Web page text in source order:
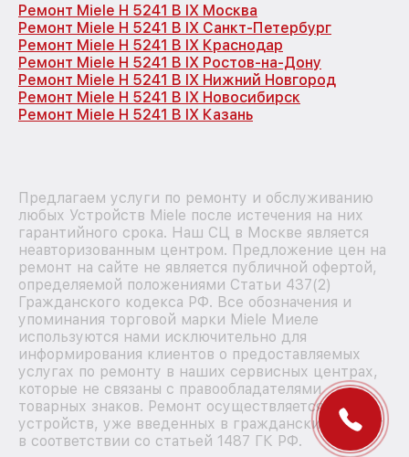
Ремонт Miele H 5241 B IX Москва
Ремонт Miele H 5241 B IX Санкт-Петербург
Ремонт Miele H 5241 B IX Краснодар
Ремонт Miele H 5241 B IX Ростов-на-Дону
Ремонт Miele H 5241 B IX Нижний Новгород
Ремонт Miele H 5241 B IX Новосибирск
Ремонт Miele H 5241 B IX Казань
Предлагаем услуги по ремонту и обслуживанию
любых Устройств Miele после истечения на них
гарантийного срока. Наш СЦ в Москве является
неавторизованным центром. Предложение цен на
ремонт на сайте не является публичной офертой,
определяемой положениями Статьи 437(2)
Гражданского кодекса РФ. Все обозначения и
упоминания торговой марки Miele Миеле
используются нами исключительно для
информирования клиентов о предоставляемых
услугах по ремонту в наших сервисных центрах,
которые не связаны с правообладателями
товарных знаков. Ремонт осуществляется для
устройств, уже введенных в гражданский оборот
в соответствии со статьей 1487 ГК РФ.